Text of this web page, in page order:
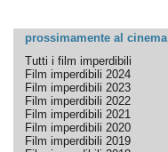
prossimamente al cinema
Tutti i film imperdibili
Film imperdibili 2024
Film imperdibili 2023
Film imperdibili 2022
Film imperdibili 2021
Film imperdibili 2020
Film imperdibili 2019